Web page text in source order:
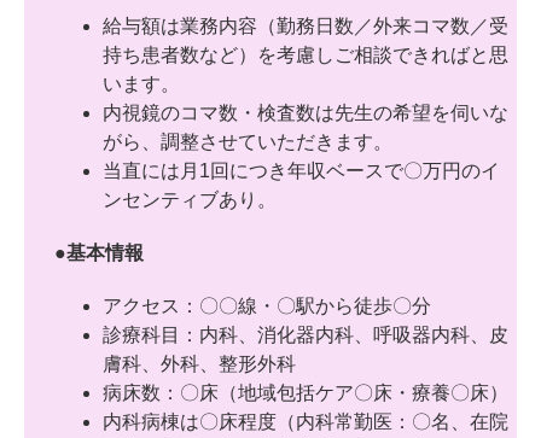
給与額は業務内容（勤務日数／外来コマ数／受
持ち患者数など）を考慮しご相談できればと思
います。
内視鏡のコマ数・検査数は先生の希望を伺いな
がら、調整させていただきます。
当直には月1回につき年収ベースで〇万円のイ
ンセンティブあり。
●基本情報
アクセス：〇〇線・〇駅から徒歩〇分
診療科目：内科、消化器内科、呼吸器内科、皮
膚科、外科、整形外科
病床数：〇床（地域包括ケア〇床・療養〇床）
内科病棟は〇床程度（内科常勤医：〇名、在院